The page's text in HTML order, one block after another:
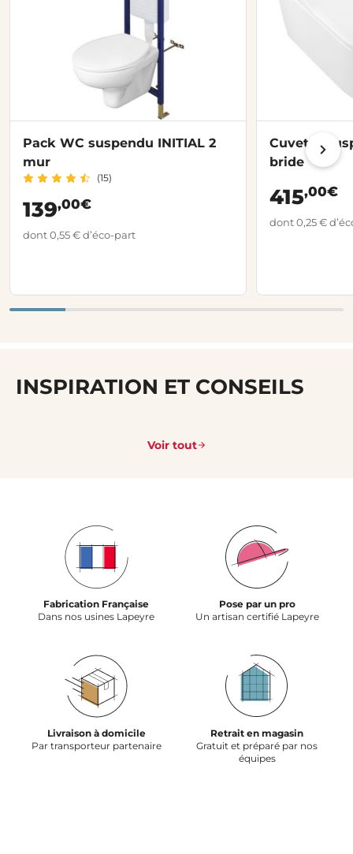
Pack WC suspendu INITIAL 2
mur
(15)
139,00€
dont 0,55 € d’éco-part
Cuvette
bride
415,00€
dont 0,25 €
INSPIRATION ET CONSEILS
Voir tout
Fabrication Française
Dans nos usines Lapeyre
Pose par un pro
Un artisan certifié Lapeyre
Livraison à domicile
Par transporteur partenaire
Retrait en magasin
Gratuit et préparé par nos
équipes